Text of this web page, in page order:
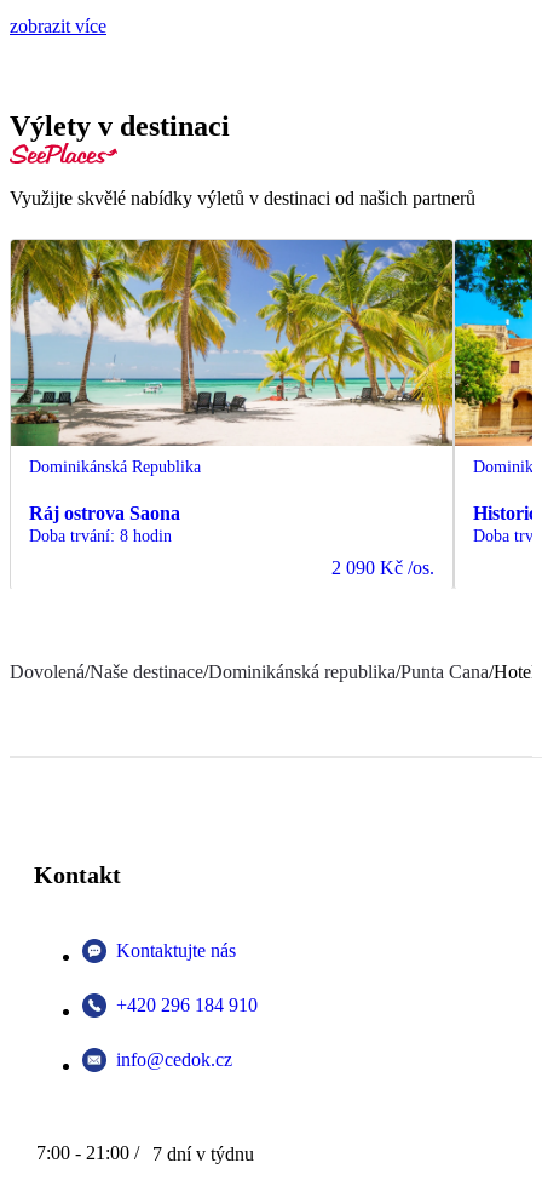
zobrazit více
Výlety v destinaci
Využijte skvělé nabídky výletů v destinaci od našich partnerů
Dominikánská Republika
Ráj ostrova Saona
Doba trvání: 8 hodin
2 090 Kč /os.
Doba
Dovolená/Naše destinace/Dominikánská republika/Punta Cana/Hotel
Kontakt
Kontaktujte nás
+420 296 184 910
info@cedok.cz
7:00 - 21:00 / 7 dní v týdnu